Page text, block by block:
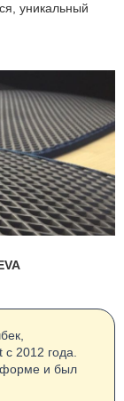
уникальный
2012 года.
и был